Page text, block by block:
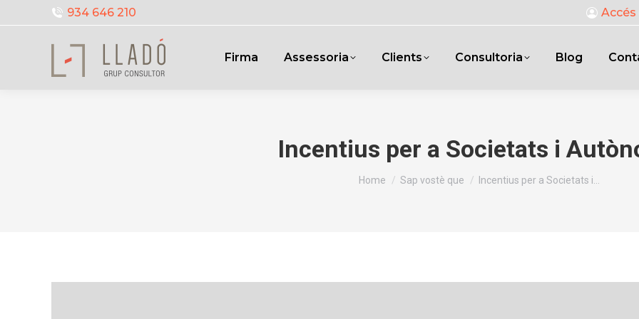
934 646 210
Firma Assessoria Clients Consultoria Blog
Incentius per a Societats i
You are here:
Home Sap vostè que Incentius per a Societats i…